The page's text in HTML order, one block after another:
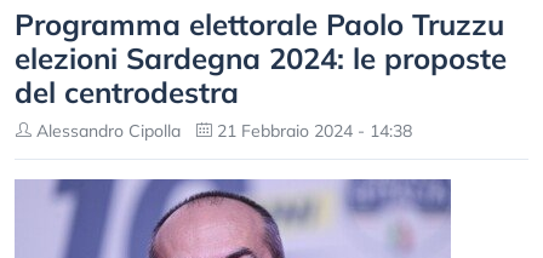
Programma elettorale Paolo Truzzu
elezioni Sardegna 2024: le proposte
del centrodestra
Alessandro Cipolla 21 Febbraio 2024 - 14:38